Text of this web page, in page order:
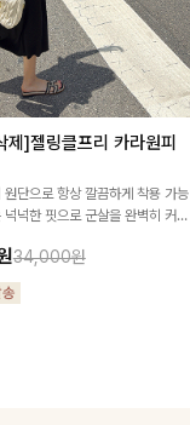
]젤링클프리 카라원피
원단으로 항상 깔끔하게 착용 가능
넉한 핏으로 군살을 완벽히 커버
34,000원